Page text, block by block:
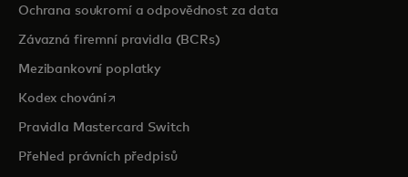
Ochrana soukromí a odpovědnost za data
Závazná firemní pravidla (BCRs)
Mezibankovní poplatky
Kodex chováníopens in a new tab
Pravidla Mastercard Switch
Přehled právních předpisů